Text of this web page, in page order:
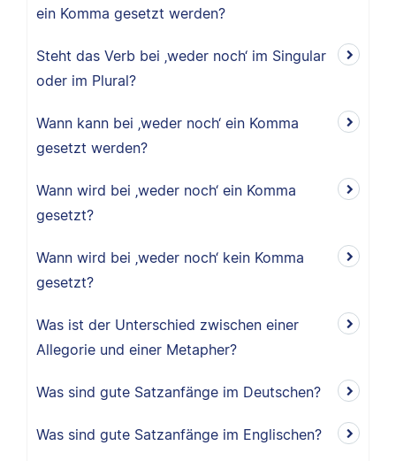
ein Komma gesetzt werden?
Steht das Verb bei ‚weder noch‘ im Singular
oder im Plural?
Wann kann bei ‚weder noch‘ ein Komma
gesetzt werden?
Wann wird bei ‚weder noch‘ ein Komma
gesetzt?
Wann wird bei ‚weder noch‘ kein Komma
gesetzt?
Was ist der Unterschied zwischen einer
Allegorie und einer Metapher?
Was sind gute Satzanfänge im Deutschen?
Was sind gute Satzanfänge im Englischen?